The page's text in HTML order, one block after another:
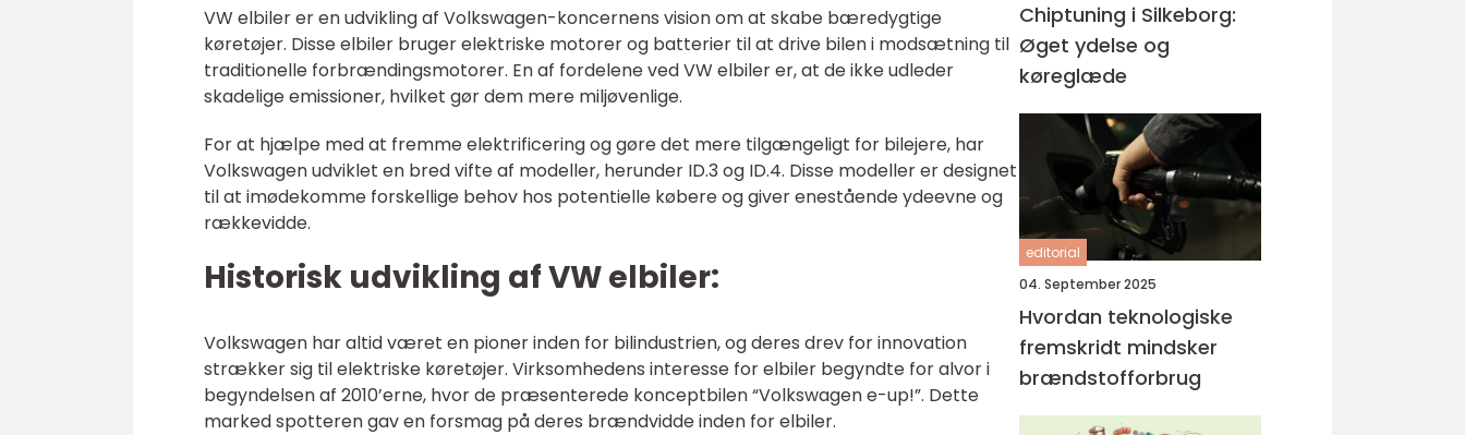
VW elbiler er en udvikling af Volkswagen-koncernens vision om at skabe bæredygtige
køretøjer. Disse elbiler bruger elektriske motorer og batterier til at drive bilen i modsætning til
traditionelle forbrændingsmotorer. En af fordelene ved VW elbiler er, at de ikke udleder
skadelige emissioner, hvilket gør dem mere miljøvenlige.
For at hjælpe med at fremme elektrificering og gøre det mere tilgængeligt for bilejere, har
Volkswagen udviklet en bred vifte af modeller, herunder ID.3 og ID.4. Disse modeller er designet
til at imødekomme forskellige behov hos potentielle købere og giver enestående ydeevne og
rækkevidde.
Historisk udvikling af VW elbiler:
Volkswagen har altid været en pioner inden for bilindustrien, og deres drev for innovation
strækker sig til elektriske køretøjer. Virksomhedens interesse for elbiler begyndte for alvor i
begyndelsen af 2010’erne, hvor de præsenterede konceptbilen “Volkswagen e-up!”. Dette
marked spotteren gav en forsmag på deres brændvidde inden for elbiler.
Chiptuning i Silkeborg:
Øget ydelse og
køreglæde
editorial
04. September 2025
Hvordan teknologiske
fremskridt mindsker
brændstofforbrug